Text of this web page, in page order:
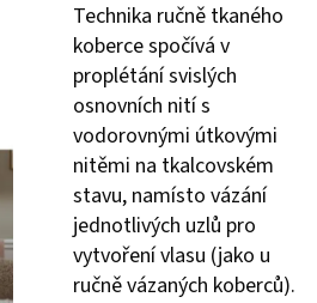
Technika ručně tkaného
koberce spočívá v
proplétání svislých
osnovních nití s
vodorovnými útkovými
nitěmi na tkalcovském
stavu, namísto vázání
jednotlivých uzlů pro
vytvoření vlasu (jako u
ručně vázaných koberců).